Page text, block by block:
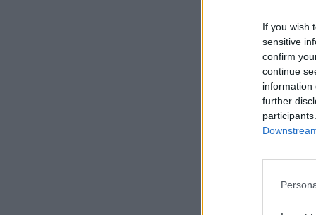
If you wish
sensitive
confirm
continue
information
further